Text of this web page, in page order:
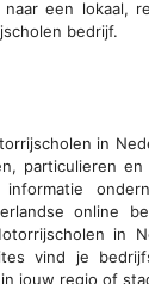
een lokaal,
bedrijf.
in
particulieren
online
in
vind je
jouw regio of